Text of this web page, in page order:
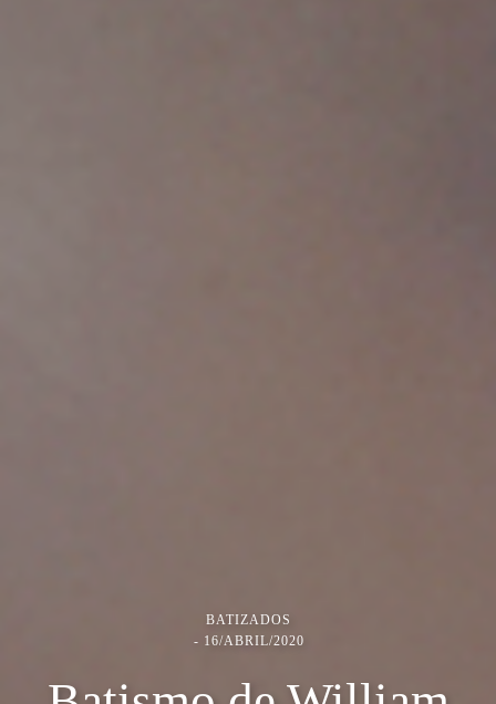
BATIZADOS
16/ABRIL/2020